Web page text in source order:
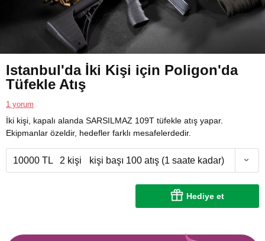
Istanbul'da İki Kişi için Poligon'da
Tüfekle Atış
1 yorum
İki kişi, kapalı alanda SARSILMAZ 109T tüfekle atış yapar.
Ekipmanlar özeldir, hedefler farklı mesafelerdedir.
10000 TL 2 kişi kişi başı 100 atış (1 saate kadar)
Hediye et